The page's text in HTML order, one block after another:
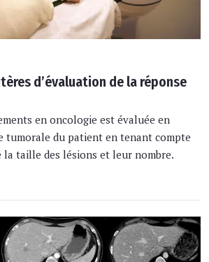
d’évaluation de la réponse
en oncologie est évaluée en
tumorale du patient en tenant compte
la taille des lésions et leur nombre.